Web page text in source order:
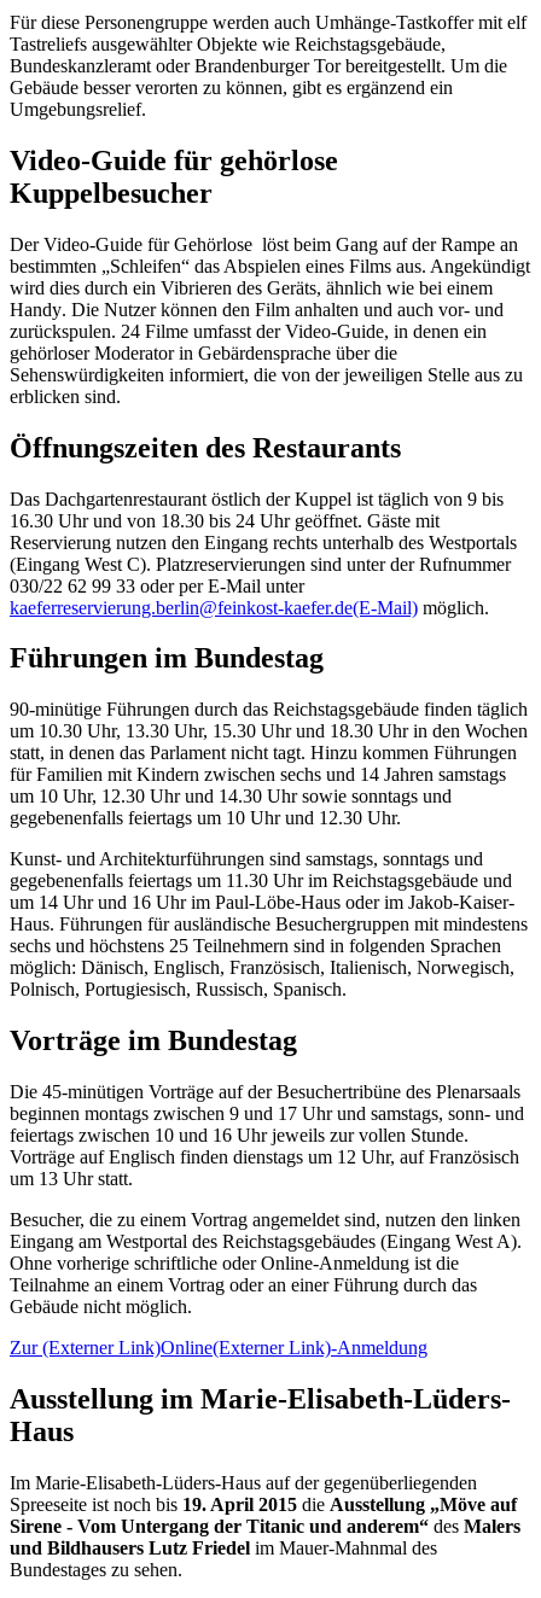
Für diese Personengruppe werden auch Umhänge-Tastkoffer mit elf
Tastreliefs ausgewählter Objekte wie Reichstagsgebäude,
Bundeskanzleramt oder Brandenburger Tor bereitgestellt. Um die
Gebäude besser verorten zu können, gibt es ergänzend ein
Umgebungsrelief.
Video-Guide für gehörlose
Kuppelbesucher
Der Video-Guide für Gehörlose löst beim Gang auf der Rampe an
bestimmten „Schleifen“ das Abspielen eines Films aus. Angekündigt
wird dies durch ein Vibrieren des Geräts, ähnlich wie bei einem
Handy. Die Nutzer können den Film anhalten und auch vor- und
zurückspulen. 24 Filme umfasst der Video-Guide, in denen ein
gehörloser Moderator in Gebärdensprache über die
Sehenswürdigkeiten informiert, die von der jeweiligen Stelle aus zu
erblicken sind.
Öffnungszeiten des Restaurants
Das Dachgartenrestaurant östlich der Kuppel ist täglich von 9 bis
16.30 Uhr und von 18.30 bis 24 Uhr geöffnet. Gäste mit
Reservierung nutzen den Eingang rechts unterhalb des Westportals
(Eingang West C). Platzreservierungen sind unter der Rufnummer
030/22 62 99 33 oder perE-Mail unter
kaeferreservierung.berlin@feinkost-kaefer.de(E-Mail) möglich.
Führungen im Bundestag
90-minütige Führungen durch das Reichstagsgebäude finden täglich
um 10.30 Uhr, 13.30 Uhr, 15.30 Uhr und 18.30 Uhr in den Wochen
statt, in denen das Parlament nicht tagt. Hinzu kommen Führungen
für Familien mit Kindern zwischen sechs und 14 Jahren samstags
um 10 Uhr, 12.30 Uhr und 14.30 Uhr sowie sonntags und
gegebenenfalls feiertags um 10 Uhr und 12.30 Uhr.
Kunst- und Architekturführungen sind samstags, sonntags und
gegebenenfalls feiertags um 11.30 Uhr im Reichstagsgebäude und
um 14 Uhr und 16 Uhr im Paul-Löbe-Haus oder im Jakob-Kaiser-
Haus. Führungen für ausländische Besuchergruppen mit mindestens
sechs und höchstens 25 Teilnehmern sind in folgenden Sprachen
möglich: Dänisch, Englisch, Französisch, Italienisch, Norwegisch,
Polnisch, Portugiesisch, Russisch, Spanisch.
Vorträge im Bundestag
Die 45-minütigen Vorträge auf der Besuchertribüne des Plenarsaals
beginnen montags zwischen 9 und 17 Uhr und samstags, sonn- und
feiertags zwischen 10 und 16 Uhr jeweils zur vollen Stunde.
Vorträge auf Englisch finden dienstags um 12 Uhr, auf Französisch
um 13 Uhr statt.
Besucher, die zu einem Vortrag angemeldet sind, nutzen den linken
Eingang am Westportal des Reichstagsgebäudes (Eingang West A).
Ohne vorherige schriftliche oderOnline-Anmeldung ist die
Teilnahme an einem Vortrag oder an einer Führung durch das
Gebäude nicht möglich.
Zur(Externer Link)Online(Externer Link)-Anmeldung
Ausstellung im Marie-Elisabeth-Lüders-
Haus
Im Marie-Elisabeth-Lüders-Haus auf der gegenüberliegenden
Spreeseite ist noch bis 19. April 2015 die Ausstellung „Möve auf
Sirene - Vom Untergang der Titanic und anderem“ des Malers
und Bildhausers Lutz Friedel im Mauer-Mahnmal des
Bundestages zu sehen.